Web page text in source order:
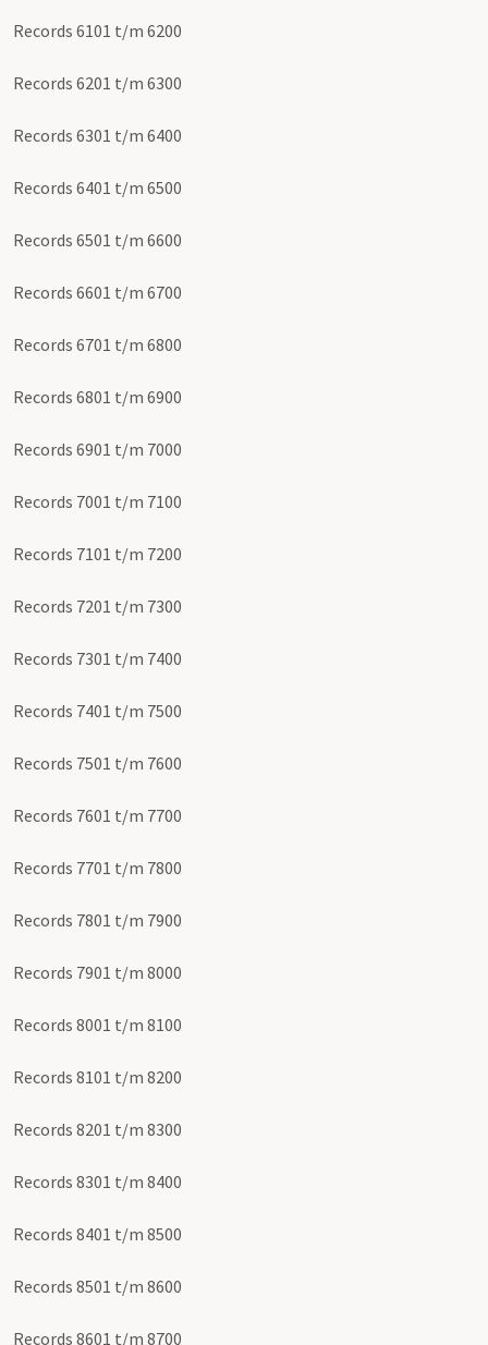
Records 6101 t/m 6200
Records 6201 t/m 6300
Records 6301 t/m 6400
Records 6401 t/m 6500
Records 6501 t/m 6600
Records 6601 t/m 6700
Records 6701 t/m 6800
Records 6801 t/m 6900
Records 6901 t/m 7000
Records 7001 t/m 7100
Records 7101 t/m 7200
Records 7201 t/m 7300
Records 7301 t/m 7400
Records 7401 t/m 7500
Records 7501 t/m 7600
Records 7601 t/m 7700
Records 7701 t/m 7800
Records 7801 t/m 7900
Records 7901 t/m 8000
Records 8001 t/m 8100
Records 8101 t/m 8200
Records 8201 t/m 8300
Records 8301 t/m 8400
Records 8401 t/m 8500
Records 8501 t/m 8600
Records 8601 t/m 8700